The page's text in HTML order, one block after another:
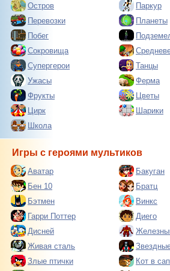
Остров
Паркур
Перевозки
Планеты
Побег
Сокровища
Супергерои
Танцы
Ужасы
Ферма
Фрукты
Цветы
Цирк
Шарики
Школа
Игры с героями мультиков
Аватар
Бакуган
Бен 10
Братц
Бэтмен
Винкс
Гарри Поттер
Диего
Дисней
Живая сталь
Злые птички
Кот в